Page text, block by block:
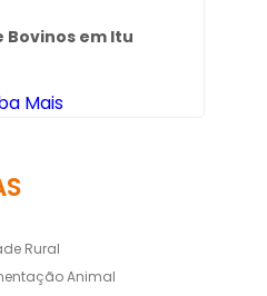
Bovinos em Itu
Mais
Rural
Animal